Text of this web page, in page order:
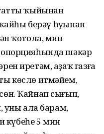
ҡыйынан
берәү һуңынан
ҡотола, мин
шәкәр
иретәм, аҙаҡ газға
көслө итмәйем,
Ҡайнап сығып,
уны ала барам,
күбеһе 5 мин